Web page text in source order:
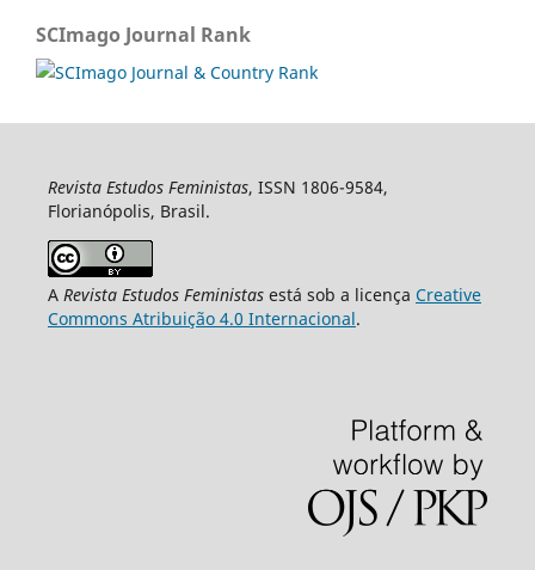
SCImago Journal Rank
Revista Estudos Feministas, ISSN 1806-9584,
Florianópolis, Brasil.
A Revista Estudos Feministasestá sob a licença Creative
Commons Atribuição 4.0 Internacional.